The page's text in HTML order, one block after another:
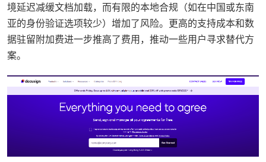
境延迟减缓文档加载，而有限的本地合规（如在中国或东南
亚的身份验证选项较少）增加了风险。更高的支持成本和数
据驻留附加费进一步推高了费用，推动一些用户寻求替代方
案。